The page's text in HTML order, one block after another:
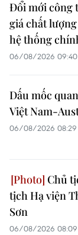
Đổi mới công
giá chất
hệ thống
06/08/2026 09:40
Dấu mốc
Việt Nam-
06/08/2026 08:29
Chủ
tịch Hạ viện
Sơn
06/08/2026 08:09